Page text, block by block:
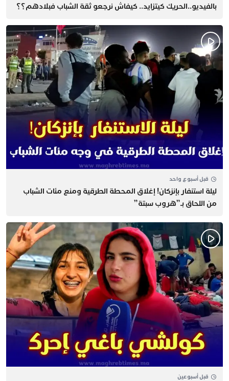
بالفيديو..الحريك كيتزايد.. كيفاش نرجعو ثقة الشباب فبلادهم؟؟
قبل أسبوع واحد
​ليلة استنفار بإنزكان! إغلاق المحطة الطرقية ومنع مئات الشباب
من اللحاق بـ”هروب سبتة”
قبل أسبوعين